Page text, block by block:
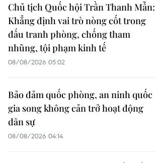
Chủ tịch Quốc hội Trần Thanh Mẫn:
Khẳng định vai trò nòng cốt trong
đấu tranh phòng, chống tham
nhũng, tội phạm kinh tế
08/08/2026 05:02
Bảo đảm quốc phòng, an ninh quốc
gia song không cản trở hoạt động
dân sự
08/08/2026 04:14